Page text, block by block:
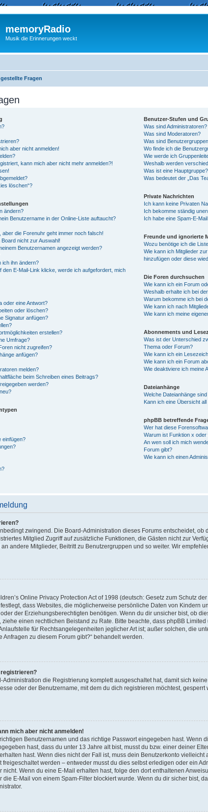
memoryRadio
Musik die Erinnerungen weckt
Fragen
aber nicht anmelden!
kann mich aber nicht mehr anmelden?!
löschen“?
ändern?
Benutzername in der Online-Liste auftaucht?
aber die Forenuhr geht immer noch falsch!
nicht zur Auswahl!
Benutzernamen angezeigt werden?
ich ihn ändern?
den E-Mail-Link klicke, werde ich aufgefordert, mich
oder eine Antwort?
oder löschen?
Signatur anfügen?
erstellen?
Umfrage?
nicht zugreifen?
anfügen?
melden?
beim Schreiben eines Beitrags?
werden?
einfügen?
Benutzer-Stufen und
Was sind Administratoren?
Was sind Moderatoren?
Was sind
Wo finde ich die
Wie werde ich
Weshalb werden
Was ist eine Hauptgruppe?
Was bedeutet der „Das
Private Nachrichten
Ich kann keine Privaten
Ich bekomme ständig
Ich habe eine Spam-E-
Freunde und ignorierte
Wozu benötige ich die
Wie kann ich Mitglieder
hinzufügen oder diese
Die Foren durchsuchen
Wie kann ich ein Forum
Weshalb erhalte ich bei
Warum bekomme ich bei
Wie kann ich nach
Wie kann ich meine
Abonnements und
Was ist der Unterschied
Thema oder Forum?
Wie kann ich ein
Wie kann ich ein Forum
Wie deaktiviere ich meine
Dateianhänge
Welche Dateianhänge
Kann ich eine Übersicht
phpBB betreffende
Wer hat diese
Warum ist Funktion x oder
An wen soll ich mich
Forum gibt?
Wie kann ich einen
zwingend. Die Board-Administration dieses Forums entscheidet, ob
Mitglied Zugriff auf zusätzliche Funktionen, die Gästen nicht zur
andere Mitglieder, Beitritt zu Benutzergruppen und so weiter. Wir
Online Privacy Protection Act of 1998 (deutsch: Gesetz zum Schutz
dass Websites, die möglicherweise persönliche Daten von Kindern
der Erziehungsberechtigten benötigen. Wenn du dir unsicher bist, ob
ziehe einen rechtlichen Beistand zu Rate. Bitte beachte, dass phpBB
für Rechtsangelegenheiten jeglicher Art ist; außer solchen, die
zu diesem Forum gibt?“ behandelt werden.
Administration die Registrierung komplett ausgeschaltet hat, damit sich
oder der Benutzername, mit dem du dich registrieren möchtest,
mich aber nicht anmelden!
Benutzernamen und das richtige Passwort eingegeben hast. Wenn
hast, dass du unter 13 Jahre alt bist, musst du bzw. einer deiner
hast. Wenn dies nicht der Fall ist, muss dein Benutzerkonto
werden – entweder musst du dies selbst erledigen oder ein
nicht. Wenn du eine E-Mail erhalten hast, folge den dort enthaltenen
die E-Mail von einem Spam-Filter blockiert wurde. Wenn du dir sicher bist,